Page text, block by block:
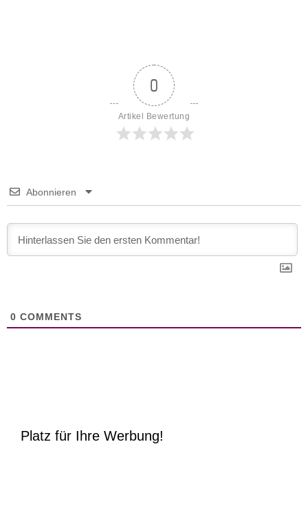
0
Artikel Bewertung
Abonnieren
0 COMMENTS
Platz für Ihre Werbung!